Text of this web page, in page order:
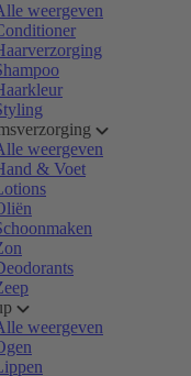
weergeven
weergeven
& Voet
weergeven